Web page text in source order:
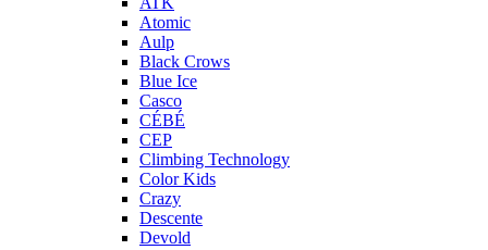
Atomic
Aulp
Black Crows
Blue Ice
Casco
CÉBÉ
CEP
Climbing Technology
Color Kids
Crazy
Descente
Devold